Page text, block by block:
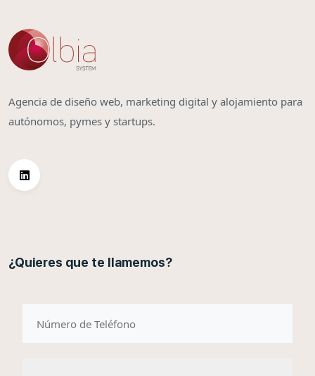
Agencia de diseño web, marketing digital y alojamiento para
autónomos, pymes y startups.
¿Quieres que te llamemos?